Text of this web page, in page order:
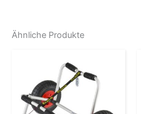
Ähnliche Produkte